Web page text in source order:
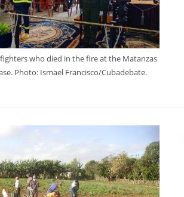
who died in the fire at the Matanzas
Photo: Ismael Francisco/Cubadebate.